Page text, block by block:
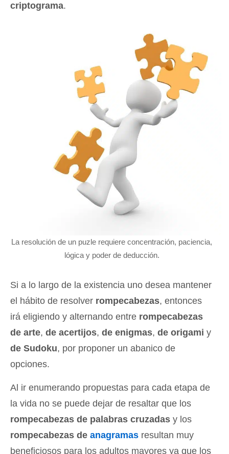
criptograma.
La resolución de un puzle requiere concentración, paciencia,
lógica y poder de deducción.
Si a lo largo de la existencia uno desea mantener
el hábito de resolver rompecabezas, entonces
irá eligiendo y alternando entre rompecabezas
de arte, de acertijos, de enigmas, de origami y
de Sudoku, por proponer un abanico de
opciones.
Al ir enumerando propuestas para cada etapa de
la vida no se puede dejar de resaltar que los
rompecabezas de palabras cruzadas y los
rompecabezas de anagramas resultan muy
beneficiosos para los adultos mayores ya que los